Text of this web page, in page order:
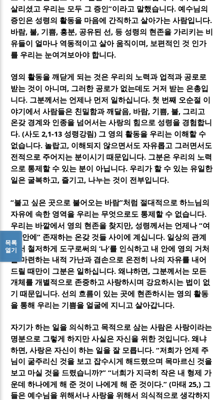
살리셨고 우리는 모두 그 증인”이라고 말했습니다.예수님의
증인은 성령의 활동을 마음에 간직하고 살아가는 사람입니다.
바람, 불, 기쁨, 흥분, 공유된 선 , 등 성령의 현존을 가리키는 비
유들이 얼마나 역동적이고 살아 움직이며 , 보편적인 것 인가
를 우리는 눈여겨보아야 합니다.
영의 활동을 깨닫게 되는 것은 우리의 노력과 업적과 공로로
받는 것이 아니며 , 그러한 공로가 없는데도 거저 받는 은총입
니다. 그분께서는 언제나 먼저 일하십니다. 첫 번째 오순절 이
야기에서 사람들은 친밀함과 깨달음, 바람, 기쁨, 불, 그리고
온갖 경계와 인종을 넘어서는 사랑의 힘으로 성령을 경험합니
다. (사도2,1-13성령강림) 그 영의 활동을 우리는 이해할 수
없습니다. 놀랍고, 이해되지 않으면서도 자유롭고 그러면서도
전적으로 주어지는 분이시기 때문입니다. 그분은 우리의 노력
으로 통제할 수 있는 분이 아닙니다. 우리가 할 수 있는 유일한
일은 굴복하고, 즐기고, 나누는 것이 전부입니다.
“불고 싶은 곳으로 불어오는 바람”처럼 절대적으로 하느님의
자유에 속한 영역을 우리는 무엇으로도 통제할 수 없습니다.
우리는 바깥에서 영의 현존을 찾지만,성령께서는 언제나“여
안에” 존재하는 온갖 것들 사이에 계십니다. 일상의 관계
에서 철저하게 도구로써의‘나’를 인식하고 내 안에 영의 거처
를 마련하는 내적 가난과 겸손으로 온전히 나의 자유를 내어
드릴 때만이 그분은 일하십니다.왜냐하면 , 그분께서는 모든
개체를 개별적으로 존중하고 사랑하시며 강요하시는 법이 없
기 때문입니다.선의 흐름이 있는 곳에 현존하시는 영의 활동
을 통해 우리는 기쁨을 얼굴에 지니고 살아갑니다.
자기가 하는 일을 의식하고 목적으로 삼는 사람은 사랑이라는
명분으로 그렇게 하지만 사실은 자신을 위한 것입니다.왜냐
하면 ,사랑은 자신이 하는 일을 잘 모릅니다. “저희가 언제 주
님이 굶주리신 것을 보고 잡수시게 해드렸으며 목마르신 것을
보고 마실 것을 드렸습니까?” “너희가 지극히 작은 내 형제 가
운데 하나에게 해 준 것이 나에게 해 준 것이다.” (마태25,) 그
들은 예수님을 위해서나 사랑을 위해서 의식적으로 생각하지
목록
열기